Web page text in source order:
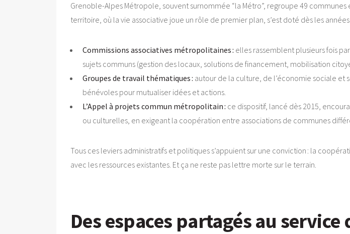
Grenoble-Alpes Métropole, souvent surnommée “la Métro”, regroupe 49 communes
territoire, où la vie associative joue un rôle de premier plan, s’est doté dès les
Commissions associatives métropolitaines : elles rassemblent plusieurs fois
sujets communs (gestion des locaux, solutions de financement, mobilisation
Groupes de travail thématiques : autour de la culture, de l’économie sociale
bénévoles pour mutualiser idées et actions.
L’Appel à projets commun métropolitain : ce dispositif, lancé dès 2015,
ou culturelles, en exigeant la coopération entre associations de communes
Tous ces leviers administratifs et politiques s’appuient sur une conviction : la
avec les ressources existantes. Et ça ne reste pas lettre morte sur le terrain.
Des espaces partagés au